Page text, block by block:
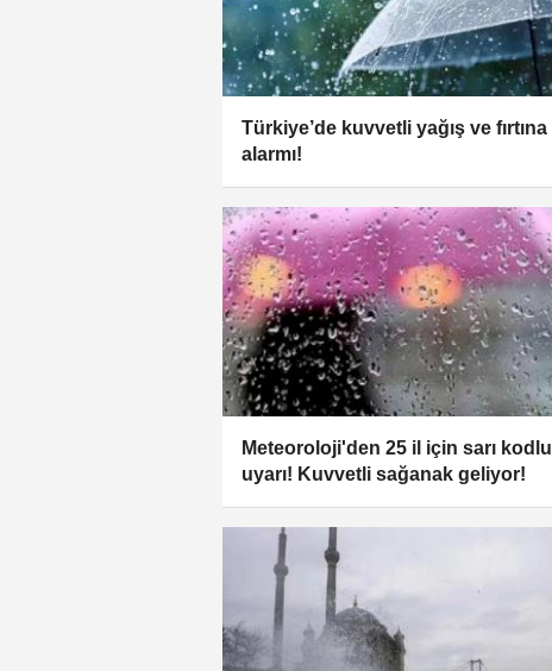
Türkiye’de kuvvetli yağış ve fırtına
alarmı!
Meteoroloji'den 25 il için sarı kodlu
uyarı! Kuvvetli sağanak geliyor!